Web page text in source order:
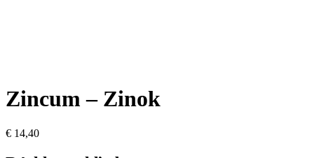
Zincum – Zinok
€ 14,40